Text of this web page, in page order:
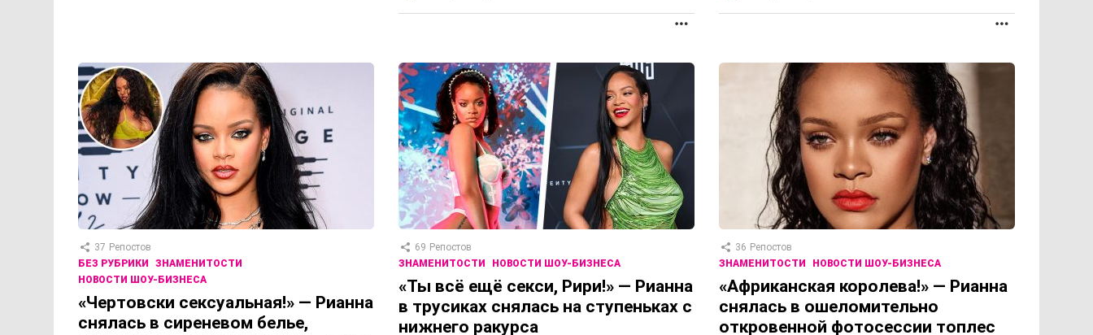
37 Репостов
БЕЗ РУБРИКИ
ЗНАМЕНИТОСТИ
НОВОСТИ ШОУ-БИЗНЕСА
«Чертовски сексуальная!» — Рианна
снялась в сиреневом белье,
69 Репостов
ЗНАМЕНИТОСТИ
НОВОСТИ ШОУ-БИЗНЕСА
«Ты всё ещё секси, Рири!» — Рианна
в трусиках снялась на ступеньках с
нижнего ракурса
36 Репостов
ЗНАМЕНИТОСТИ
НОВОСТИ ШОУ-БИЗНЕСА
«Африканская королева!» — Рианна
снялась в ошеломительно
откровенной фотосессии топлес